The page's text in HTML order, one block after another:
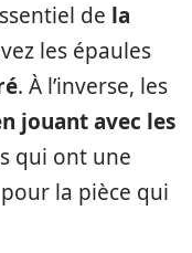
de la
les épaules
. À l’inverse, les
jouant avec les
qui ont une
la pièce qui